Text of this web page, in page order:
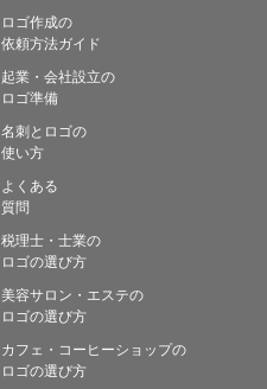
ロゴ作成の
依頼方法ガイド
起業・会社設立の
ロゴ準備
名刺とロゴの
使い方
よくある
質問
税理士・士業の
ロゴの選び方
美容サロン・エステの
ロゴの選び方
カフェ・コーヒーショップの
ロゴの選び方